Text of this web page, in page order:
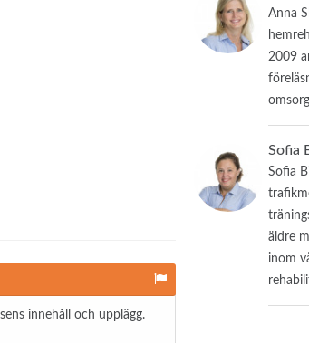
innehåll och upplägg.
Anna
2009
Sofia
Sofia
äldre
inom